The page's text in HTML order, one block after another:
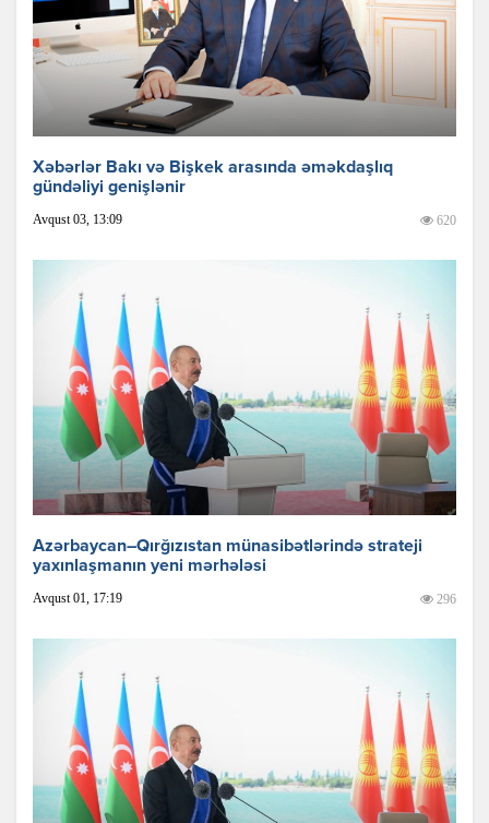
Xəbərlər Bakı və Bişkek arasında əməkdaşlıq
gündəliyi genişlənir
Avqust 03, 13:09 620
Azərbaycan–Qırğızıstan münasibətlərində strateji
yaxınlaşmanın yeni mərhələsi
Avqust 01, 17:19 296